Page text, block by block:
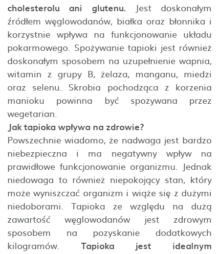
cholesterolu ani glutenu. Jest doskonałym
źródłem węglowodanów, białka oraz błonnika i
korzystnie wpływa na funkcjonowanie układu
pokarmowego. Spożywanie tapioki jest również
doskonałym sposobem na uzupełnienie wapnia,
witamin z grupy B, żelaza, manganu, miedzi
oraz selenu. Skrobia pochodząca z korzenia
manioku powinna być spożywana przez
wegetarian.
Jak tapioka wpływa na zdrowie?
Powszechnie wiadomo, że nadwaga jest bardzo
niebezpieczna i ma negatywny wpływ na
prawidłowe funkcjonowanie organizmu. Jednak
niedowaga to również niepokojący stan, który
może wyniszczać organizm i wiąże się z dużymi
niedoborami. Tapioka ze względu na dużą
zawartość węglowodanów jest zdrowym
sposobem na pozyskanie dodatkowych
kilogramów. Tapioka jest idealnym